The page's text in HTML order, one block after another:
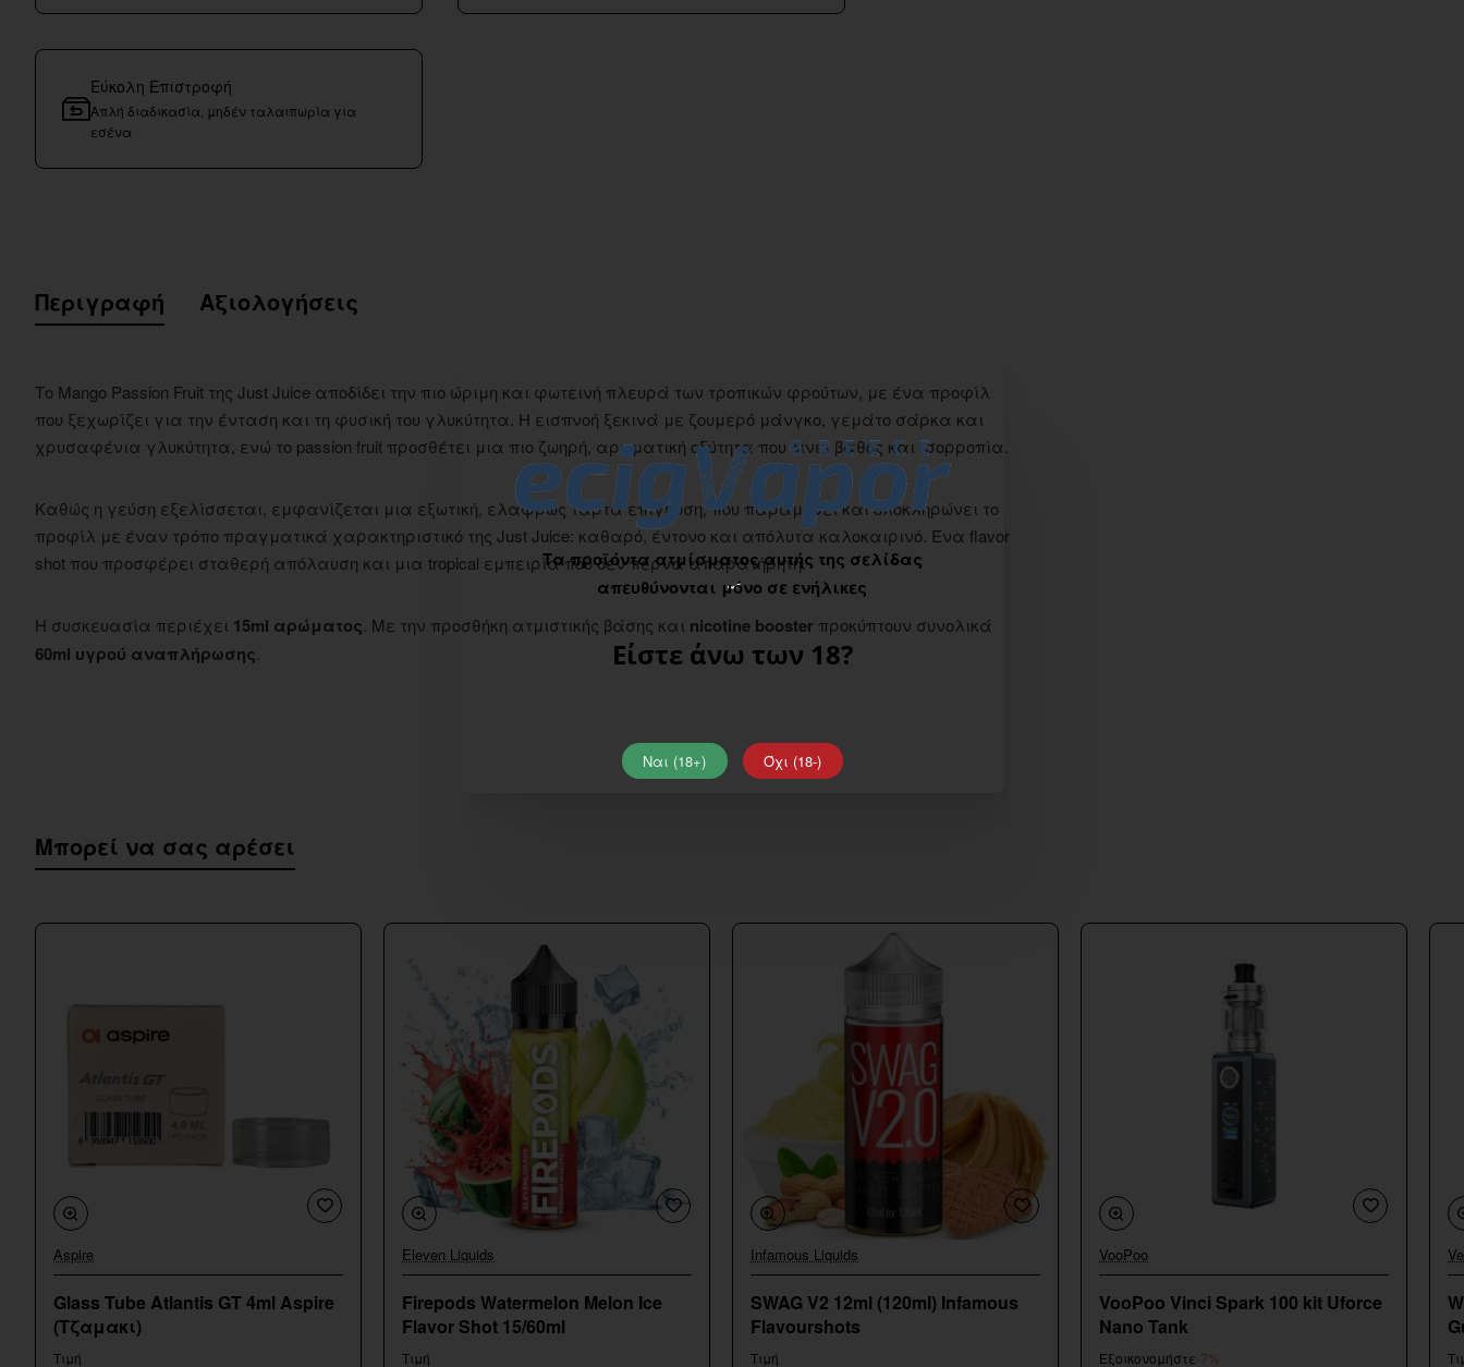
Τα προϊόντα ατμίσματος αυτής της σελίδας
απευθύνονται μόνο σε ενήλικες
Είστε άνω των 18?
Ναι (18+) Όχι (18-)
Εύκολη Επιστροφή
Απλή διαδικασία, μηδέν ταλαιπωρία για
εσένα
Περιγραφή Αξιολογήσεις
Το Mango Passion Fruit της Just Juice αποδίδει την πιο ώριμη και φωτεινή πλευρά των τροπικών φρούτων, με ένα προφίλ
που ξεχωρίζει για την ένταση και τη φυσική του γλυκύτητα. Η εισπνοή ξεκινά με ζουμερό μάνγκο, γεμάτο σάρκα και
χρυσαφένια γλυκύτητα, ενώ το passion fruit προσθέτει μια πιο ζωηρή, αρωματική οξύτητα που δίνει βάθος και ισορροπία.
Καθώς η γεύση εξελίσσεται, εμφανίζεται μια εξωτική, ελαφρώς τάρτα επίγευση, που παραμένει και ολοκληρώνει το
προφίλ με έναν τρόπο πραγματικά χαρακτηριστικό της Just Juice: καθαρό, έντονο και απόλυτα καλοκαιρινό. Ένα flavor
shot που προσφέρει σταθερή απόλαυση και μια tropical εμπειρία που δεν περνά απαρατήρητη.
Η συσκευασία περιέχει 15ml αρώματος . Με την προσθήκη ατμιστικής βάσης και nicotine booster προκύπτουν συνολικά
60ml υγρού αναπλήρωσης
Μπορεί να σας αρέσει
Aspire
Glass Tube Atlantis GT 4ml Aspire
(Τζαμακι)
Τιμή
Eleven Liquids
Firepods Watermelon Melon Ice
Flavor Shot 15/60ml
Τιμή
Infamous Liquids
SWAG V2 12ml (120ml) Infamous
Flavourshots
Τιμή
Εξαντληθηκε
VooPoo
VooPoo Vinci Spark 100 kit Uforce
Nano Tank
Εξοικονομήστε-7%